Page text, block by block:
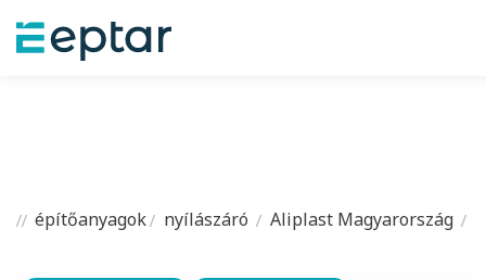
építőanyagok nyílászáró Aliplast Magyarország